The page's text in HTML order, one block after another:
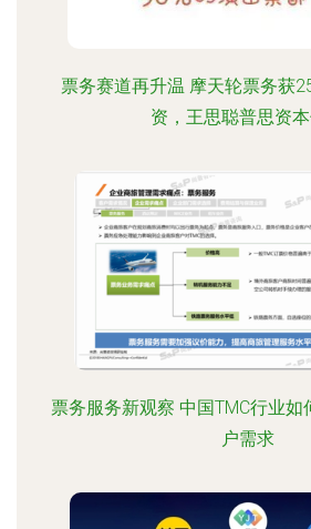
票务赛道再升温 摩天轮票务获
资，王思聪普思资
票务服务新观察 中国TMC行业如
户需求